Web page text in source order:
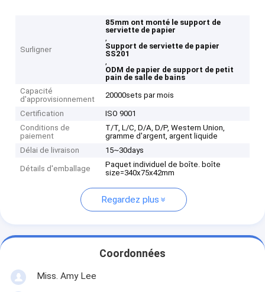
Surligner
85mm ont monté le support de
serviette de papier
,
Support de serviette de papier
SS201
,
ODM de papier de support de petit
pain de salle de bains
Capacité
d'approvisionnement
20000sets par mois
Certification
ISO 9001
Conditions de
paiement
T/T, L/C, D/A, D/P, Western Union,
gramme d'argent, argent liquide
Délai de livraison
15~30days
Détails d'emballage
Paquet individuel de boîte. boîte
size=340x75x42mm
Regardez plus
Coordonnées
Miss. Amy Lee